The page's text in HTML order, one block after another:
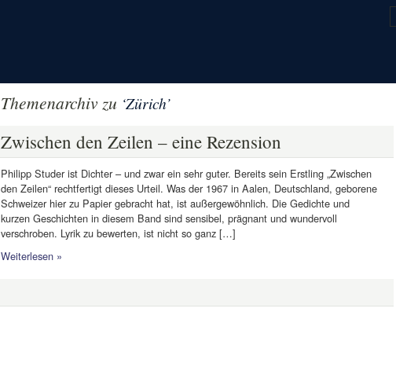
Themenarchiv zu ‘Zürich’
Zwischen den Zeilen – eine Rezension
Philipp Studer ist Dichter – und zwar ein sehr guter. Bereits sein Erstling „Zwischen
den Zeilen“ rechtfertigt dieses Urteil. Was der 1967 in Aalen, Deutschland, geborene
Schweizer hier zu Papier gebracht hat, ist außergewöhnlich. Die Gedichte und
kurzen Geschichten in diesem Band sind sensibel, prägnant und wundervoll
verschroben. Lyrik zu bewerten, ist nicht so ganz […]
Weiterlesen »